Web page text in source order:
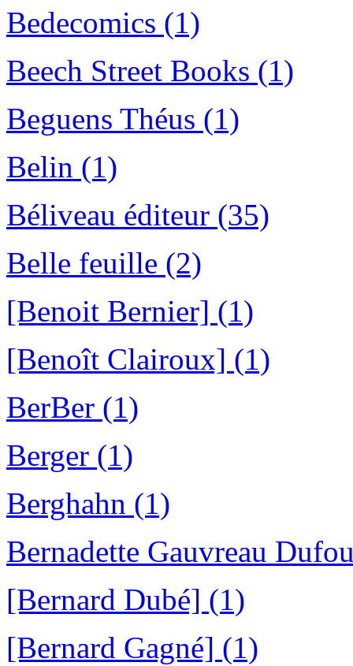
Bedecomics (1)
Beech Street Books (1)
Beguens Théus (1)
Belin (1)
Béliveau éditeur (35)
Belle feuille (2)
[Benoit Bernier] (1)
[Benoît Clairoux] (1)
BerBer (1)
Berger (1)
Berghahn (1)
Bernadette Gauvreau
[Bernard Dubé] (1)
[Bernard Gagné] (1)